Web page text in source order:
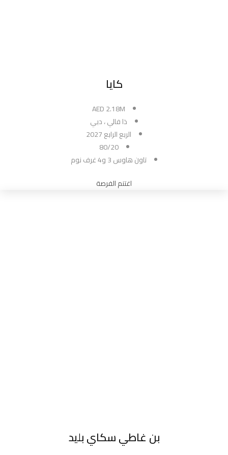
كايا
AED 2.18M
ذا فالي ، دبي
الربع الرابع 2027
80/20
تاون هاوس 3 و4 غرف نوم
اغتنم الفرصة
بن غاطي سكاي بليد